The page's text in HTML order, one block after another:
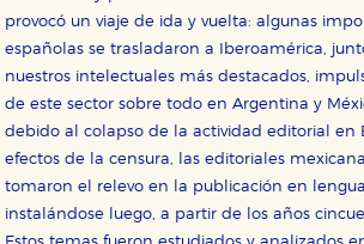
provocó un viaje de ida y vuelta: algunas
españolas se trasladaron a Iberoamérica,
nuestros intelectuales más destacados,
de este sector sobre todo en Argentina y
debido al colapso de la actividad editorial en
efectos de la censura, las editoriales
tomaron el relevo en la publicación en
instalándose luego, a partir de los años
CONFIGURACIÓN DE
Cookies necesarias
Estas cookies son necesarias para